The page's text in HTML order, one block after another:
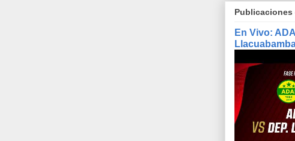
Publicaciones
En Vivo: